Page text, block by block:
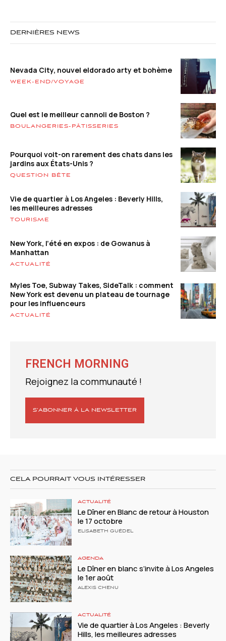
DERNIÈRES NEWS
Nevada City, nouvel eldorado arty et bohème
WEEK-END/VOYAGE
Quel est le meilleur cannoli de Boston ?
BOULANGERIES-PÂTISSERIES
Pourquoi voit-on rarement des chats dans les
jardins aux États-Unis ?
QUESTION BÊTE
Vie de quartier à Los Angeles : Beverly Hills,
les meilleures adresses
TOURISME
New York, l’été en expos : de Gowanus à
Manhattan
ACTUALITÉ
Myles Toe, Subway Takes, SideTalk : comment
New York est devenu un plateau de tournage
pour les influenceurs
ACTUALITÉ
FRENCH MORNING
Rejoignez la communauté !
S’ABONNER À LA NEWSLETTER
CELA POURRAIT VOUS INTÉRESSER
ACTUALITÉ
Le Dîner en Blanc de retour à Houston
le 17 octobre
ELISABETH GUÉDEL
AGENDA
Le Dîner en blanc s’invite à Los Angeles
le 1er août
ALEXIS CHENU
ACTUALITÉ
Vie de quartier à Los Angeles : Beverly
Hills, les meilleures adresses